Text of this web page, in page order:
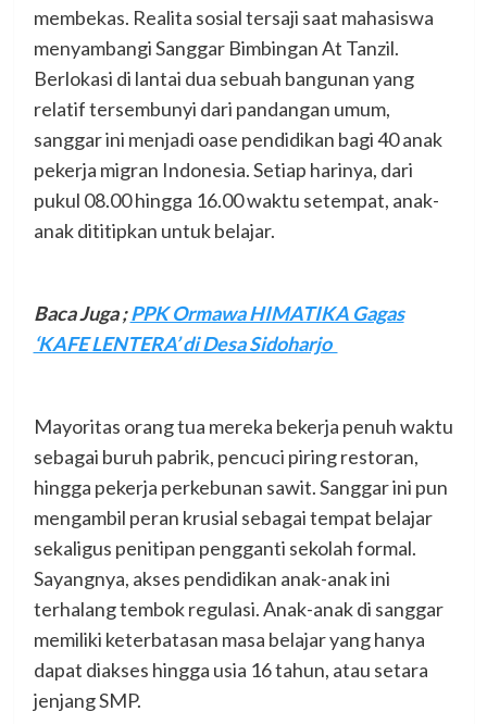
membekas. Realita sosial tersaji saat mahasiswa
menyambangi Sanggar Bimbingan At Tanzil.
Berlokasi di lantai dua sebuah bangunan yang
relatif tersembunyi dari pandangan umum,
sanggar ini menjadi oase pendidikan bagi 40 anak
pekerja migran Indonesia. Setiap harinya, dari
pukul 08.00 hingga 16.00 waktu setempat, anak-
anak dititipkan untuk belajar.
Baca Juga ; PPK Ormawa HIMATIKA Gagas
‘KAFE LENTERA’ di Desa Sidoharjo
Mayoritas orang tua mereka bekerja penuh waktu
sebagai buruh pabrik, pencuci piring restoran,
hingga pekerja perkebunan sawit. Sanggar ini pun
mengambil peran krusial sebagai tempat belajar
sekaligus penitipan pengganti sekolah formal.
Sayangnya, akses pendidikan anak-anak ini
terhalang tembok regulasi. Anak-anak di sanggar
memiliki keterbatasan masa belajar yang hanya
dapat diakses hingga usia 16 tahun, atau setara
jenjang SMP.